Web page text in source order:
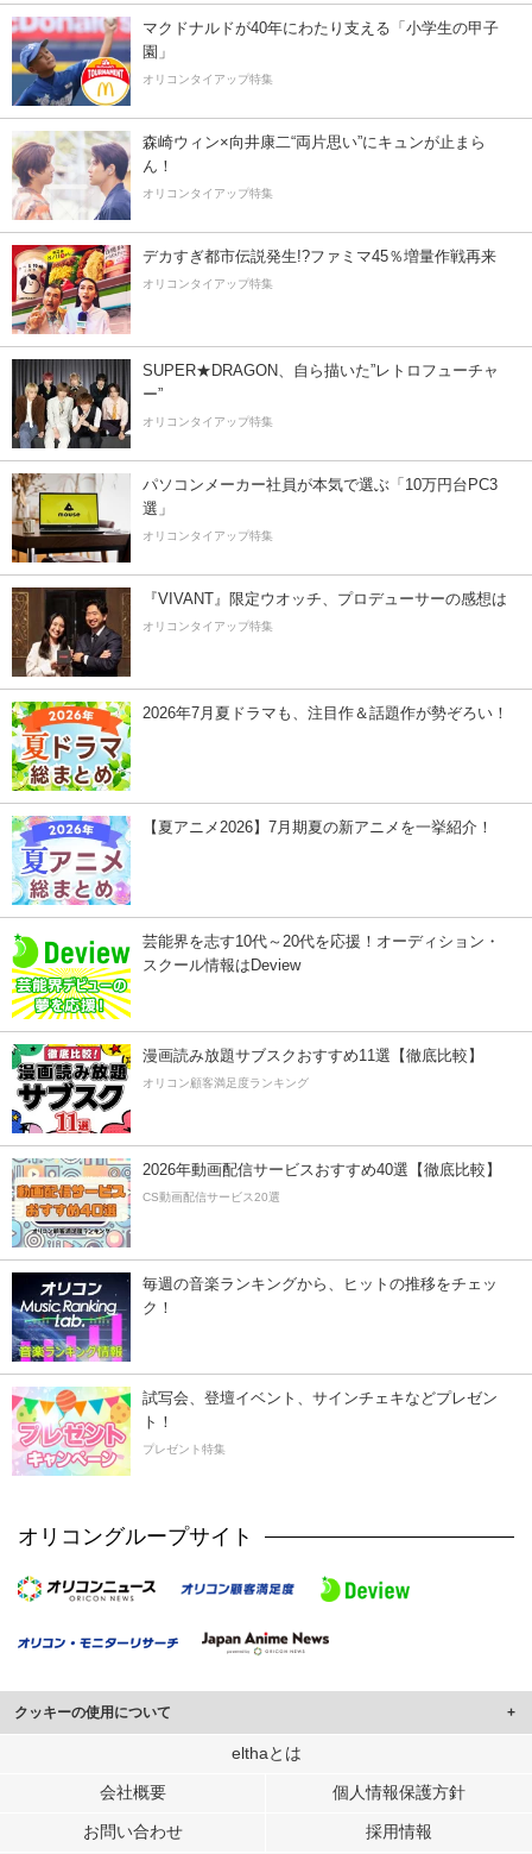
マクドナルドが40年にわたり支える「小学生の甲子
園」
オリコンタイアップ特集
森崎ウィン×向井康二“両片思い”にキュンが止まら
ん！
オリコンタイアップ特集
デカすぎ都市伝説発生!?ファミマ45％増量作戦再来
オリコンタイアップ特集
SUPER★DRAGON、自ら描いた”レトロフューチャ
ー”
オリコンタイアップ特集
パソコンメーカー社員が本気で選ぶ「10万円台PC3
選」
オリコンタイアップ特集
『VIVANT』限定ウオッチ、プロデューサーの感想は
オリコンタイアップ特集
2026年7月夏ドラマも、注目作＆話題作が勢ぞろい！
【夏アニメ2026】7月期夏の新アニメを一挙紹介！
芸能界を志す10代～20代を応援！オーディション・
スクール情報はDeview
漫画読み放題サブスクおすすめ11選【徹底比較】
オリコン顧客満足度ランキング
2026年動画配信サービスおすすめ40選【徹底比較】
CS動画配信サービス20選
毎週の音楽ランキングから、ヒットの推移をチェッ
ク！
試写会、登壇イベント、サインチェキなどプレゼン
ト！
プレゼント特集
オリコングループサイト
クッキーの使用について
このサイトでは Cookie を使用して、ユーザーに合わせたコンテンツや広告の
行っています。
メディアや広告配信、データ解析の各パートナーに提供しています。
elthaとは
会社概要 個人情報保護方針
お問い合わせ
採用情報